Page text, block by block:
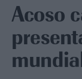
Acoso